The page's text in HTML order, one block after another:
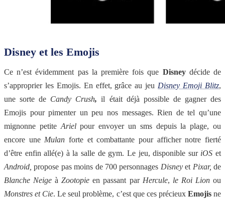
Disney et les Emojis
Ce n’est évidemment pas la première fois que Disneydécide de
s’approprier les Emojis. En effet, grâce au jeu Disney Emoji Blitz,
une sorte de Candy Crush, il était déjà possible de gagner des
Emojis pour pimenter un peu nos messages. Rien de tel qu’une
mignonne petite Arielpour envoyer un sms depuis la plage, ou
encore une Mulan forte et combattante pour afficher notre fierté
d’être enfin allé(e) à la salle de gym. Le jeu, disponible sur iOS et
Android, propose pas moins de 700 personnages Disneyet Pixar, de
Blanche Neige àZootopie en passant par Hercule, le Roi Lionou
Monstres et Cie. Le seul problème, c’est que ces précieux Emojisne